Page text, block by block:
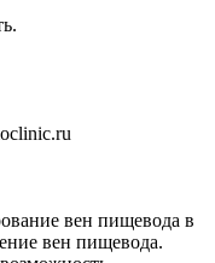
вен пищевода в
вен пищевода.